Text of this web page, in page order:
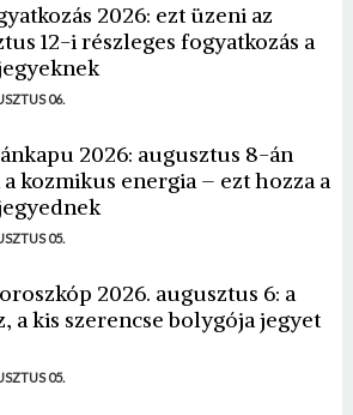
2026: ezt üzeni az
12-i részleges fogyatkozás a
06.
2026: augusztus 8-án
kozmikus energia – ezt hozza a
05.
2026. augusztus 6: a
a kis szerencse bolygója jegyet
05.